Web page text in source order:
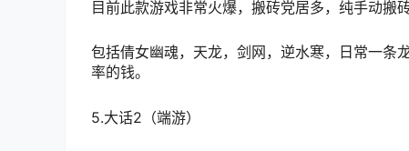
目前此款游戏非常火爆，搬砖党居多，纯手动搬
包括倩女幽魂，天龙，剑网，逆水寒，日常一条
率的钱。
5.大话2（端游）